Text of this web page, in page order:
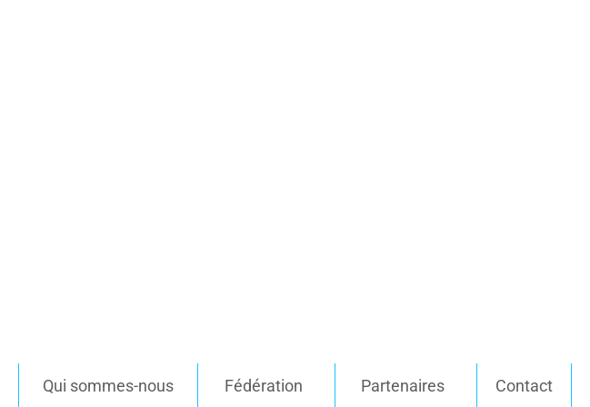
Qui sommes-nous Fédération Partenaires Contact